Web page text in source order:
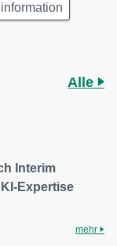
Alle
Interim
Expertise
mehr